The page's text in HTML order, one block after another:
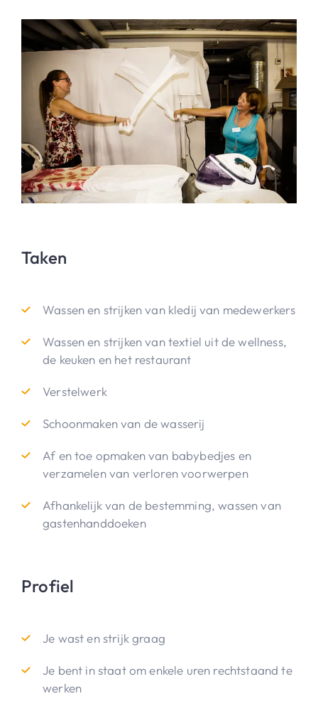
Taken
Wassen en strijken van kledij van medewerkers
Wassen en strijken van textiel uit de wellness,
de keuken en het restaurant
Verstelwerk
Schoonmaken van de wasserij
Af en toe opmaken van babybedjes en
verzamelen van verloren voorwerpen
Afhankelijk van de bestemming, wassen van
gastenhanddoeken
Profiel
Je wast en strijk graag
Je bent in staat om enkele uren rechtstaand te
werken